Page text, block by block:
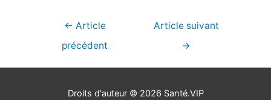
Navigation
← Article
précédent
Article suivant
→
Droits d'auteur © 2026 Santé.VIP